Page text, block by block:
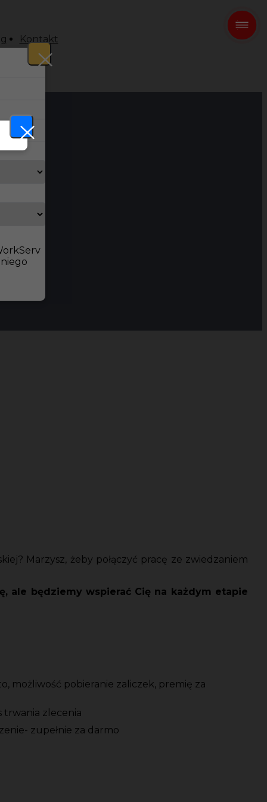
Kontakt
Marzysz, żeby połączyć pracę ze zwiedzaniem
ale będziemy wspierać Cię na każdym etapie
możliwość pobieranie zaliczek, premię za
trwania zlecenia
zupełnie za darmo